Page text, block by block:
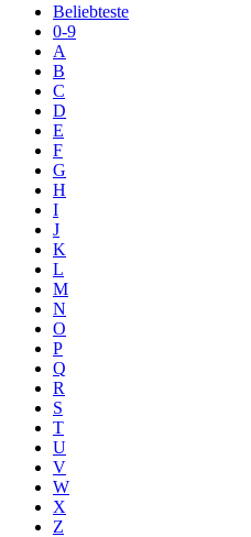
Beliebteste
0-9
A
B
C
D
E
F
G
H
I
J
K
L
M
N
O
P
Q
R
S
T
U
V
W
X
Z